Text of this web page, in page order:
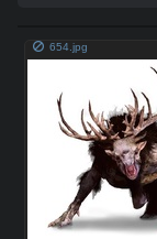
654.jpg